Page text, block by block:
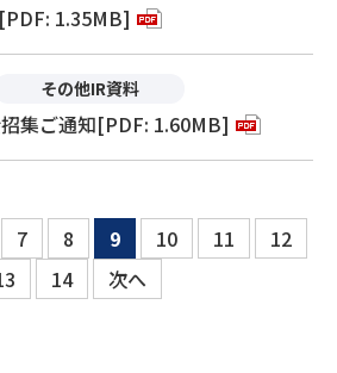
1.35MB]
その他IR資料
集ご通知[PDF: 1.60MB]
7 8 9 10 11
12
14 次へ